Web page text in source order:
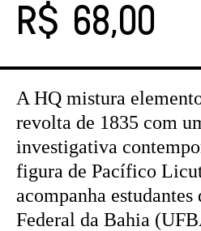
R$ 68,00
A HQ mistura
revolta de 1835 com
investigativa
figura de Pacífico
acompanha
Federal da Bahia